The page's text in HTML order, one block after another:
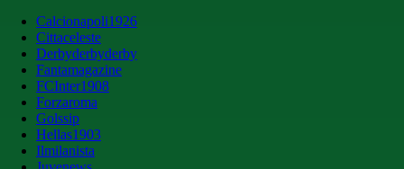
Calcionapoli1926
Cittaceleste
Derbyderbyderby
Fantamagazine
FCInter1908
Forzaroma
Golssip
Hellas1903
Ilmilanista